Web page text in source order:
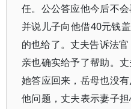
任。公公答应他今后不
并说儿子向他借40元钱
的也给了。丈夫告诉法
亲也确实给予了帮助。
她答应回来，岳母也没
他问题，丈夫表示妻子